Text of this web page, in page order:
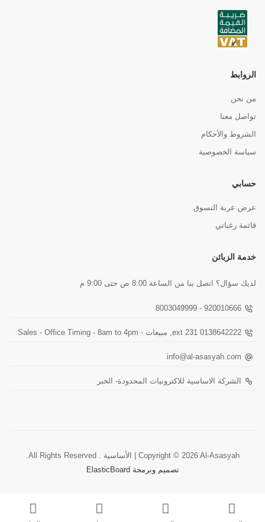
الروابط
من نحن
تواصل معنا
الشروط والأحكام
سياسة الخصوصية
حسابي
عرض عربة التسوق
قائمة رغباتي
خدمة الزبائن
لديك سؤال؟ اتصل بنا من الساعة 8:00 ص حتى 9:00 م
920010666 - 8003049999
0138642222 ext 231, مبيعات - Sales - Office Timing - 8am to 4pm
info@al-asasyah.com
الشركة الاساسية للاكترونيات المحدودة- الخبر
Copyright © 2026 Al-Asasyah | الأساسية . All Rights Reserved.
تصميم وبرمجة ElasticBoard